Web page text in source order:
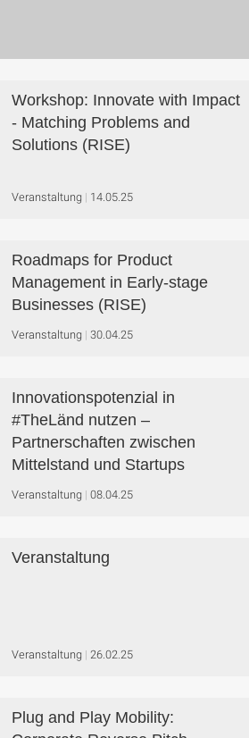
Workshop: Innovate with Impact
- Matching Problems and
Solutions (RISE)
Veranstaltung 14.05.25
Roadmaps for Product
Management in Early-stage
Businesses (RISE)
Veranstaltung 30.04.25
Innovationspotenzial in
#TheLänd nutzen –
Partnerschaften zwischen
Mittelstand und Startups
Veranstaltung 08.04.25
Veranstaltung
Veranstaltung 26.02.25
Plug and Play Mobility: